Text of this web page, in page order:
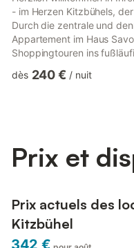
- im Herzen Kitzbühels,
Durch die zentrale und
Appartement im Haus
Shoppingtouren ins
Sportaktivitäten (Rad- und
dès 240 € / nuit
Prix et
Prix actuels des
Kitzbühel
342 €